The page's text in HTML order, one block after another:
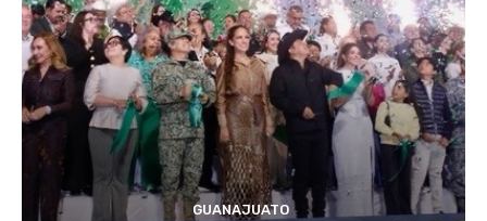
GUANAJUATO